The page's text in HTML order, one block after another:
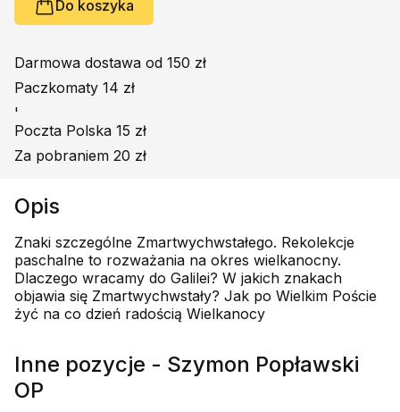
Do koszyka
Darmowa dostawa od 150 zł
Paczkomaty 14 zł
'
Poczta Polska 15 zł
Za pobraniem 20 zł
Opis
Znaki szczególne Zmartwychwstałego. Rekolekcje
paschalne to rozważania na okres wielkanocny.
Dlaczego wracamy do Galilei? W jakich znakach
objawia się Zmartwychwstały? Jak po Wielkim Poście
żyć na co dzień radością Wielkanocy
Inne pozycje - Szymon Popławski
OP